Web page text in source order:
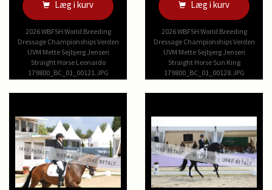
Læg i kurv
2026 WBFSH World Breeding
Dressage Championships Verden
UVM Mette Sejbjerg Jensen
Straight Horse Leonardo
179800_BC_01_00121.JPG
Læg i kurv
2026 WBFSH World Breeding
Dressage Championships Verden
UVM Mette Sejbjerg Jensen
Straight Horse Sun King
179800_BC_01_00128.JPG